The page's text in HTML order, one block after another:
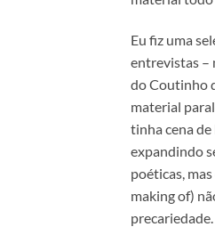
Eu fiz uma
entrevistas –
do Coutinho
material
tinha cena de
expandindo
poéticas,
making of)
precariedade.